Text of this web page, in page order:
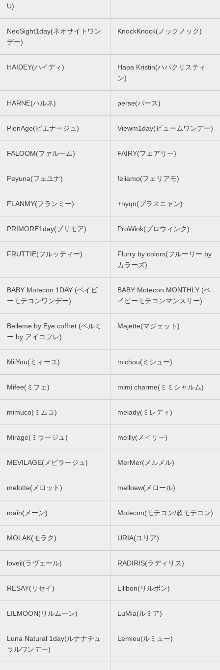
U)
NeoSight1day(ネオサイトワン
デー)
KnockKnock(ノックノック)
HAIDEY(ハイディ)
Hapa Kristin(ハパクリスティ
ン)
HARNE(ハルネ) perse(パース)
PienAge(ピエナージュ) Viewm1day(ビュームワンデー)
FALOOM(ファルーム) FAIRY(フェアリー)
Feyuna(フェユナ) feliamo(フェリアモ)
FLANMY(フランミー) +nyqn(プラスニャン)
PRIMORE1day(プリモア) ProWink(プロウィンク)
FRUTTIE(フルッティー)
Flurry by colors(フルーリー by
カラーズ)
BABY Motecon 1DAY (ベイビ
ーモテコンワンデー)
BABY Motecon MONTHLY (ベ
イビーモテコンマンスリー)
Belleme by Eye coffret (ベルミ
ー by アイコフレ)
Majette(マジェット)
MiiYuu(ミィーユ) michou(ミシュー)
Mifee(ミフェ) mimi charme(ミミシャルム)
mimuco(ミムコ) melady(ミレディ)
Mirage(ミラージュ) meilly(メイリー)
MEVILAGE(メビラージュ) MerMer(メルメル)
melotte(メロット) melloew(メロール)
main(メーン) Motecon(モテコン/超モテコン)
MOLAK(モラク) URIA(ユリア)
loveil(ラヴェール) RADIRIS(ラディリス)
RESAY(リセイ) Lillbon(リルボン)
LILMOON(リルムーン) LuMia(ルミア)
Luna Natural 1day(ルナナチュ
ラルワンデー)
Lemieu(ルミュー)